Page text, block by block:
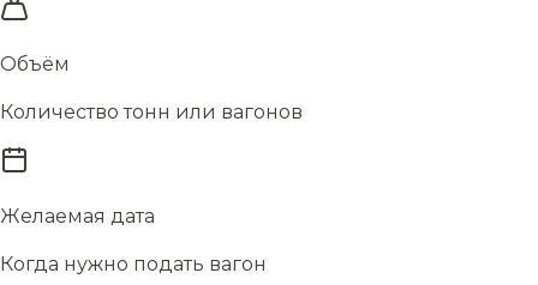
Объём
Количество тонн или вагонов
Желаемая дата
Когда нужно подать вагон